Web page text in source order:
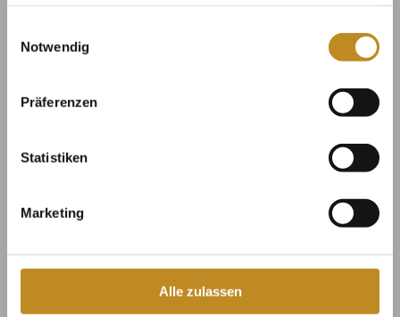
Notwendig
Präferenzen
Statistiken
Marketing
Alle zulassen
und Hofräume in diesem vornehmen historischen
Galleri